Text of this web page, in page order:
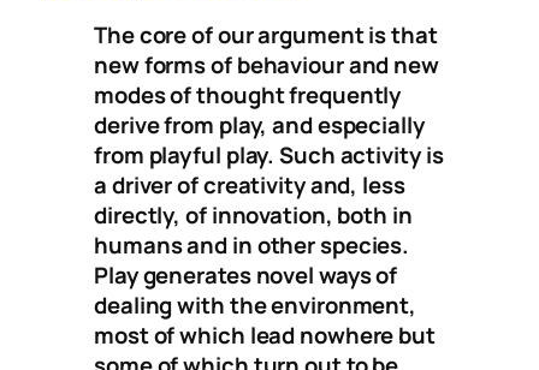
The core of our argument is that
new forms of behaviour and new
modes of thought frequently
derive from play, and especially
from playful play. Such activity is
a driver of creativity and, less
directly, of innovation, both in
humans and in other species.
Play generates novel ways of
dealing with the environment,
most of which lead nowhere but